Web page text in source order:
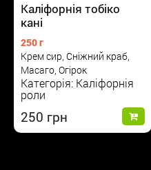
Каліфорнія тобіко
кані
250 г
Крем сир, Сніжний краб,
Масаго, Огірок
Категорія: Каліфорнія
роли
250